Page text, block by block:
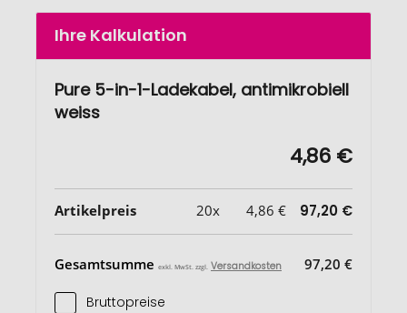
Ihre Kalkulation
Pure 5-in-1-Ladekabel, antimikrobiell
weiss
4,86 €
Artikelpreis 20x 4,86 € 97,20 €
Gesamtsumme exkl. MwSt. zzgl. Versandkosten 97,20 €
Bruttopreise